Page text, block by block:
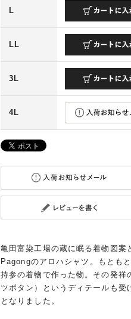
L
LL
3L
4L
亀田富染工場の蔵に眠る着物図案
Pagongのアロハシャツ。もとも
持参の着物で作った物。その発祥
ツボタン）というディテールも
となりました。